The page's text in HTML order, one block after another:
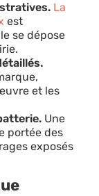
La
est
se dépose
et les
Une
portée des
exposés